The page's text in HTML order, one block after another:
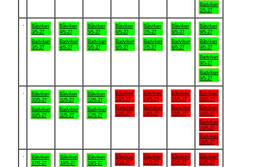
Badviken
2/5-27
Båtviken
3/5-27
Badviken
3/5-27
Båtviken
4/5-27
Badviken
4/5-27
Båtviken
5/5-27
Badviken
5/5-27
Båtviken
6/5-27
Badviken
6/5-27
Båtviken
7/5-27
Badviken
7/5-27
Båtviken
8/5-27
Badviken
8/5-27
Båtviken
9/5-27
Båtviken
9/5-27
Badviken
9/5-27
Badviken
9/5-27
Båtviken
10/5-27
Badviken
10/5-27
Båtviken
11/5-27
Badviken
11/5-27
Båtviken
12/5-27
Badviken
12/5-27
Båtviken
13/5-27
Badviken
13/5-27
Båtviken
14/5-27
Badviken
14/5-27
Båtviken
15/5-27
Badviken
15/5-27
Båtviken
16/5-27
Båtviken
16/5-27
Badviken
16/5-27
Badviken
16/5-27
Båtviken
17/5-27
Båtviken
18/5-27
Båtviken
19/5-27
Båtviken
20/5-27
Båtviken
21/5-27
Båtviken
22/5-27
Båtviken
23/5-27